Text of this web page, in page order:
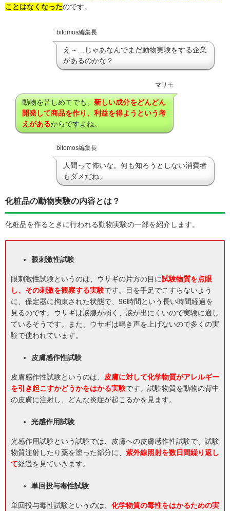
ことはなくなったのです。
bitomos編集長
え～…じゃあなんでまだ動物実験をする企業
があるのかな？
マリモ
動物を苦しめてでも、新しい成分をどんどん
開発して商品を作り、利益を得ようという考
えがあるからですよね。
bitomos編集長
人間って怖いな。何も知ろうとしない消費者
もダメだね。
化粧品の動物実験の内容とは？
化粧品を作るときに行われる動物実験の一部を紹介します。
眼刺激性試験
眼刺激性試験というのは、ウサギの片方の目に試験物質を点眼
し、その刺激を観察する実験です。目を手足でこすらないよう
に、保定器に拘束された状態で、96時間という長い時間経過を
見るのです。ウサギは涙腺が弱く、涙が出にくいので実験に適し
ているそうです。また、ウサギは鳴き声を上げないので多くの実
験で使われています。
皮膚感作性試験
皮膚感作性試験というのは、
皮膚に対して化学物質がアレルギー
を引き起こすかどうかをはかる実験です。試験物質を動物の背中
の皮膚に注射し、どんな炎症が起こるかを見ます。
光感作用試験
光感作用試験という試験では、皮膚への皮膚感作性試験で、試験
物質注射したり薬を塗った部分に、 紫外線照射を数日間繰り返し
て経過を見ていきます。
単回投与毒性試験
単回投与毒性試験というのは、 化学物質の毒性をはかるための実